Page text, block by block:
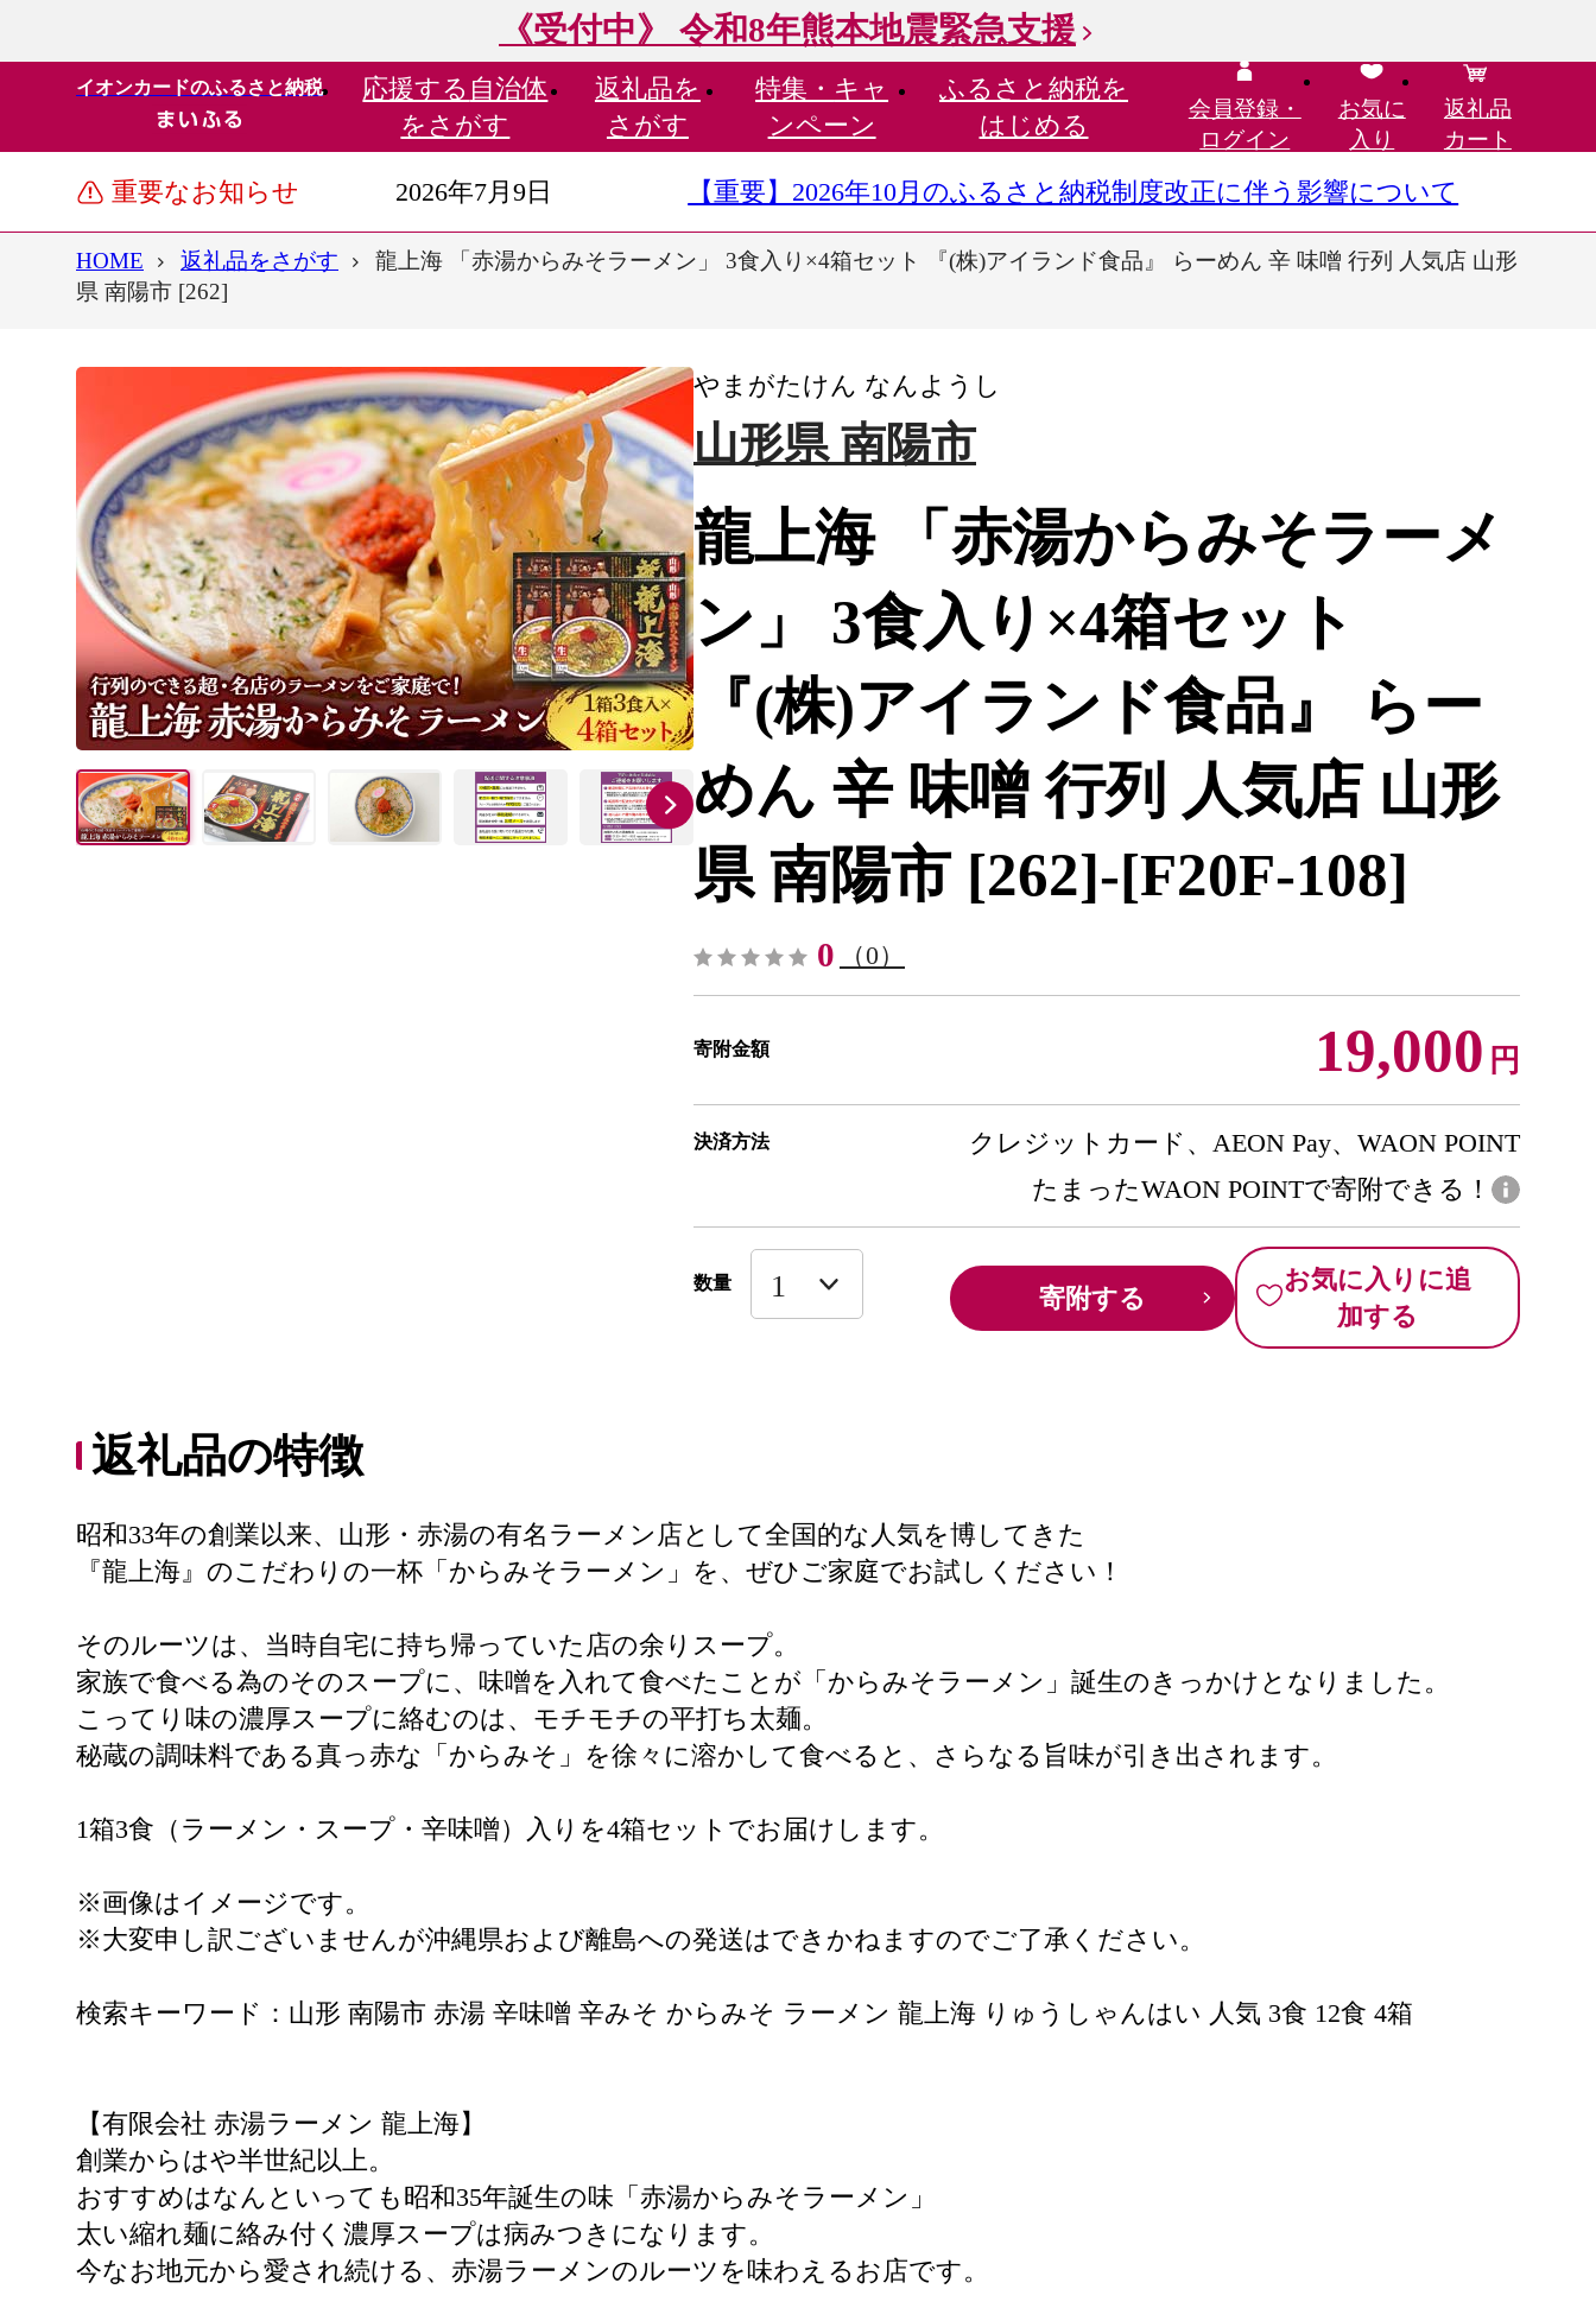
《受付中》 令和8年熊本地震緊急支援
イオンカードのふるさと納税 応援する 自治体
をさがす
返礼品を
さがす
特集・ キャ
ンペーン
ふるさと納税を
はじめる
会員登録・
ログイン
お気に
入り
返礼品
カート
重要なお知らせ 2026年7月9日 【重要】2026年10月のふるさと納税制度改正に伴う影響について
HOME 返礼品をさがす
龍上海 「赤湯からみそラーメン」 3食入り×4箱セット 『(株)アイランド食品』 らーめん 辛 味噌 行列 人気店 山形
県 南陽市 [262]
やまがたけん なんようし
山形県 南陽市
龍上海 「赤湯からみそラーメ
ン」 3食入り×4箱セット
『(株)アイランド食品』 らー
めん 辛 味噌 行列 人気店 山形
県 南陽市 [262]-[F20F-108]
0 （0）
寄附金額 19,000 円
決済方法
クレジットカード、AEON Pay、WAON POINT
たまったWAON POINTで寄附できる！
数量 寄附する
お気に入りに追
加する
返礼品の特徴
昭和33年の創業以来、山形・赤湯の有名ラーメン店として全国的な人気を博してきた
『龍上海』のこだわりの一杯「からみそラーメン」を、ぜひご家庭でお試しください！
そのルーツは、当時自宅に持ち帰っていた店の余りスープ。
家族で食べる為のそのスープに、味噌を入れて食べたことが「からみそラーメン」誕生のきっかけとなりました。
こってり味の濃厚スープに絡むのは、モチモチの平打ち太麺。
秘蔵の調味料である真っ赤な「からみそ」を徐々に溶かして食べると、さらなる旨味が引き出されます。
1箱3食（ラーメン・スープ・辛味噌）入りを4箱セットでお届けします。
※画像はイメージです。
※大変申し訳ございませんが沖縄県および離島への発送はできかねますのでご了承ください。
検索キーワード：山形 南陽市 赤湯 辛味噌 辛みそ からみそ ラーメン 龍上海 りゅうしゃんはい 人気 3食 12食 4箱
【有限会社 赤湯ラーメン 龍上海】
創業からはや半世紀以上。
おすすめはなんといっても昭和35年誕生の味「赤湯からみそラーメン」
太い縮れ麺に絡み付く濃厚スープは病みつきになります。
今なお地元から愛され続ける、赤湯ラーメンのルーツを味わえるお店です。